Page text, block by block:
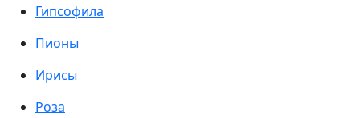
Гипсофила
Пионы
Ирисы
Роза